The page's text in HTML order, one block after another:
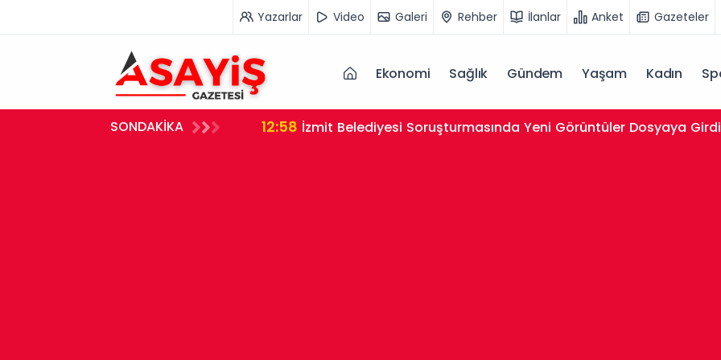
Yazarlar Video Galeri Rehber İlanlar Anket Gazeteler
Ekonomi Sağlık Gündem Yaşam Kadın
SONDAKİKA
Gözaltına Alındı 12:58 İzmit Belediyesi Soruşturmasında Yeni Görüntüler Dosyaya Girdi